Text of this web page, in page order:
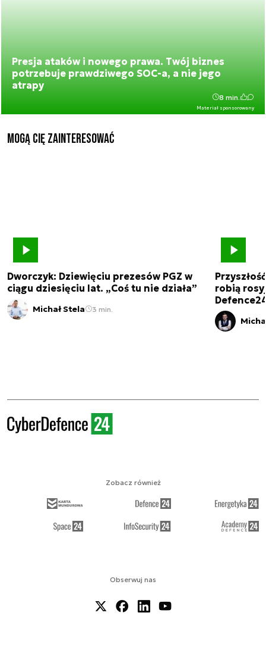
Presja ataków i nowego prawa. Twój biznes
potrzebuje prawdziwego SOC-a, a nie jego
atrapy
Materiał sponsorowany
8 min.
Mogą Cię zainteresować
Dworczyk: Dziewięciu prezesów PGZ w
ciągu dziesięciu lat. „Coś tu nie działa”
Michał Stela 3 min.
robią
Obserwuj nas
Zobacz również